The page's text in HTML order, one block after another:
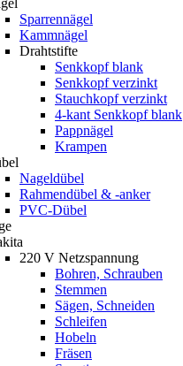
Sparrennägel
Kammnägel
Drahtstifte
Senkkopf blank
Senkkopf verzinkt
Stauchkopf verzinkt
4-kant Senkkopf blank
Pappnägel
Krampen
Nageldübel
Rahmendübel & -anker
PVC-Dübel
220 V Netzspannung
Bohren, Schrauben
Stemmen
Sägen, Schneiden
Schleifen
Hobeln
Fräsen